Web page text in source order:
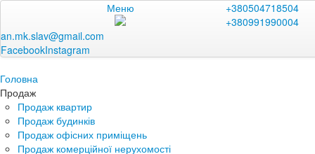
Меню
+380504718504
+380991990004
an.mk.slav@gmail.com
FacebookInstagram
Головна
Продаж
Продаж квартир
Продаж будинків
Продаж офісних приміщень
Продаж комерційної нерухомості